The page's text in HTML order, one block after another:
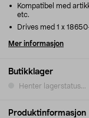
Butikklager
Henter lagerstatus...
Kompatibel med
etc.
Drives med 1 x
Mer informasjon
Produktinformasjon